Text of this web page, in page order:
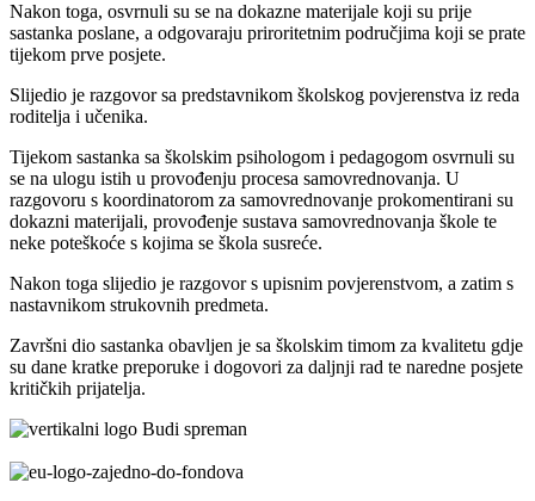
Nakon toga, osvrnuli su se na dokazne materijale koji su prije
sastanka poslane, a odgovaraju priroritetnim područjima koji se prate
tijekom prve posjete.
Slijedio je razgovor sa predstavnikom školskog povjerenstva iz reda
roditelja i učenika.
Tijekom sastanka sa školskim psihologom i pedagogom osvrnuli su
se na ulogu istih u provođenju procesa samovrednovanja. U
razgovoru s koordinatorom za samovrednovanje prokomentirani su
dokazni materijali, provođenje sustava samovrednovanja škole te
neke poteškoće s kojima se škola susreće.
Nakon toga slijedio je razgovor s upisnim povjerenstvom, a zatim s
nastavnikom strukovnih predmeta.
Završni dio sastanka obavljen je sa školskim timom za kvalitetu gdje
su dane kratke preporuke i dogovori za daljnji rad te naredne posjete
kritičkih prijatelja.